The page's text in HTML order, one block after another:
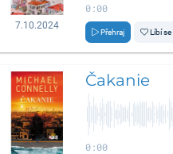
7.10.2024
0:00
Přehraj Líbí se
Čakanie
0:00